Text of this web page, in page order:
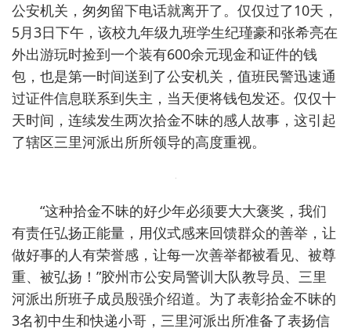
公安机关，匆匆留下电话就离开了。仅仅过了10天，
5月3日下午，该校九年级九班学生纪瑾豪和张希亮在
外出游玩时捡到一个装有600余元现金和证件的钱
包，也是第一时间送到了公安机关，值班民警迅速通
过证件信息联系到失主，当天便将钱包发还。仅仅十
天时间，连续发生两次拾金不昧的感人故事，这引起
了辖区三里河派出所所领导的高度重视。
“这种拾金不昧的好少年必须要大大褒奖，我们
有责任弘扬正能量，用仪式感来回馈群众的善举，让
做好事的人有荣誉感，让每一次善举都被看见、被尊
重、被弘扬！”胶州市公安局警训大队教导员、三里
河派出所班子成员殷强介绍道。为了表彰拾金不昧的
3名初中生和快递小哥，三里河派出所准备了表扬信